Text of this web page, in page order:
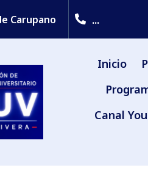
Carupano ...
Inicio
Canal